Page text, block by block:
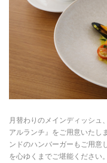
月替わりのメインディッシュ
アルランチ』をご用意いたし
ンドのハンバーガーもご用意
を心ゆくまでご堪能くださ